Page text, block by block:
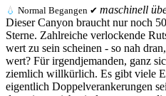
💧 Normal Begangen ✔ maschinell
Dieser Canyon braucht nur noch
Sterne. Zahlreiche verlockende
wert zu sein scheinen - so nah
wert? Für irgendjemanden, ganz
ziemlich willkürlich. Es gibt viele
eigentlich Doppelverankerungen